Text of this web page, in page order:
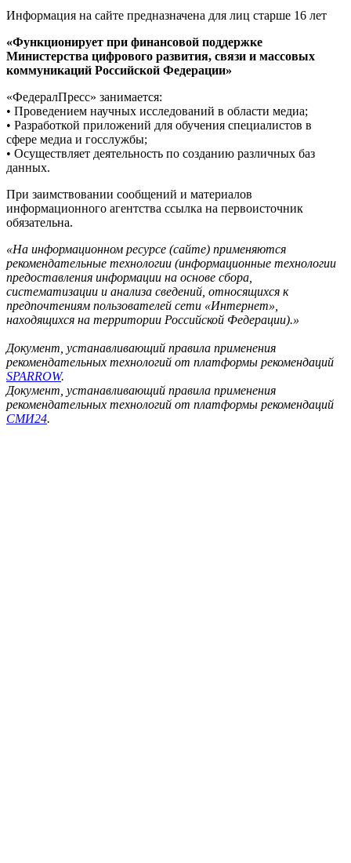
Информация на сайте предназначена для лиц старше 16 лет
«Функционирует при финансовой поддержке
Министерства цифрового развития, связи и массовых
коммуникаций Российской Федерации»
«ФедералПресс» занимается:
• Проведением научных исследований в области медиа;
• Разработкой приложений для обучения специалистов в
сфере медиа и госслужбы;
• Осуществляет деятельность по созданию различных баз
данных.
При заимствовании сообщений и материалов
информационного агентства ссылка на первоисточник
обязательна.
«На информационном ресурсе (сайте) применяются
рекомендательные технологии (информационные технологии
предоставления информации на основе сбора,
систематизации и анализа сведений, относящихся к
предпочтениям пользователей сети «Интернет»,
находящихся на территории Российской Федерации).»
Документ, устанавливающий правила применения
рекомендательных технологий от платформы рекомендаций
SPARROW.
Документ, устанавливающий правила применения
рекомендательных технологий от платформы рекомендаций
СМИ24.